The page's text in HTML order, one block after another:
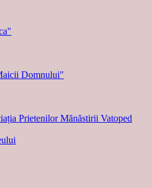
Domnului"
Prietenilor Mănăstirii Vatoped